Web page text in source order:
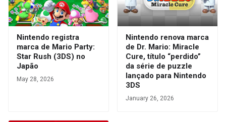
Nintendo registra
marca de Mario Party:
Star Rush (3DS) no
Japão
May 28, 2026
Nintendo renova marca
de Dr. Mario: Miracle
Cure, título “perdido”
da série de puzzle
lançado para Nintendo
3DS
January 26, 2026